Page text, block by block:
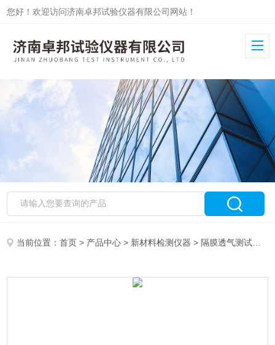
您好！欢迎访问济南卓邦试验仪器有限公司网站！
当前位置：首页 > 产品中心 > 新材料检测仪器 > 隔膜透气测试仪